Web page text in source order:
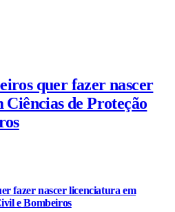
quer fazer nascer
de Proteção
fazer nascer licenciatura em
e Bombeiros